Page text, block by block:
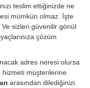
teslim ettiğinizde ne
mümkün olmaz. İşte
sizleri güvenilir gönül
çözüm
adres neresi olursa
müşterilerine
arasından dilediğinizi